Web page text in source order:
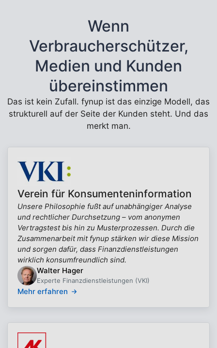
Wenn
Verbraucherschützer,
Medien und Kunden
übereinstimmen
Das ist kein Zufall. fynup ist das einzige Modell, das
strukturell auf der Seite der Kunden steht. Und das
merkt man.
Verein für Konsumenteninformation
Unsere Philosophie fußt auf unabhängiger Analyse
und rechtlicher Durchsetzung – vom anonymen
Vertragstest bis hin zu Musterprozessen. Durch die
Zusammenarbeit mit fynup stärken wir diese Mission
und sorgen dafür, dass Finanzdienstleistungen
wirklich konsumfreundlich sind.
Walter Hager
Experte Finanzdienstleistungen (VKI)
Mehr erfahren